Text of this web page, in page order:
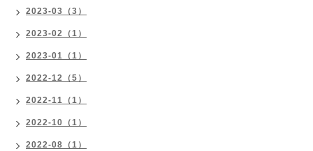
2023-03（3）
2023-02（1）
2023-01（1）
2022-12（5）
2022-11（1）
2022-10（1）
2022-08（1）